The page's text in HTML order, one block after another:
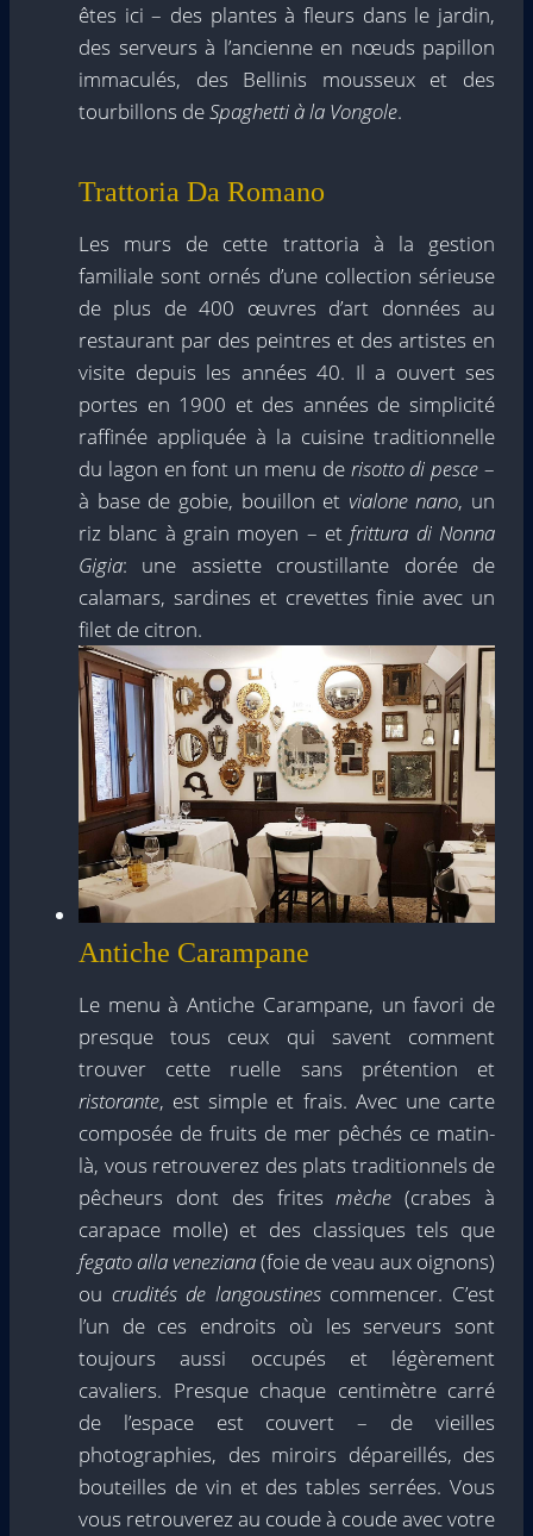
êtes ici – des plantes à fleurs dans le jardin,
des serveurs à l’ancienne en nœuds papillon
immaculés, des Bellinis mousseux et des
tourbillons deSpaghetti à la Vongole.
Trattoria Da Romano
Les murs de cette trattoria à la gestion
familiale sont ornés d’une collection sérieuse
de plus de 400 œuvres d’art données au
restaurant par des peintres et des artistes en
visite depuis les années 40. Il a ouvert ses
portes en 1900 et des années de simplicité
raffinée appliquée à la cuisine traditionnelle
du lagon en font un menu de risotto di pesce –
à base de gobie, bouillon et vialone nano, un
riz blanc à grain moyen – et frittura di Nonna
Gigia: une assiette croustillante dorée de
calamars, sardines et crevettes finie avec un
filet de citron.
Antiche Carampane
Le menu à Antiche Carampane, un favori de
presque tous ceux qui savent comment
trouver cette ruelle sans prétention et
ristorante, est simple et frais. Avec une carte
composée de fruits de mer pêchés ce matin-
là, vous retrouverez des plats traditionnels de
pêcheurs dont des fritesmèche (crabes à
carapace molle) et des classiques tels que
fegato alla veneziana(foie de veau aux oignons)
ou crudités de langoustinescommencer. C’est
l’un de ces endroits où les serveurs sont
toujours aussi occupés et légèrement
cavaliers. Presque chaque centimètre carré
de l’espace est couvert – de vieilles
photographies, des miroirs dépareillés, des
bouteilles de vin et des tables serrées. Vous
vous retrouverez au coude à coude avec votre